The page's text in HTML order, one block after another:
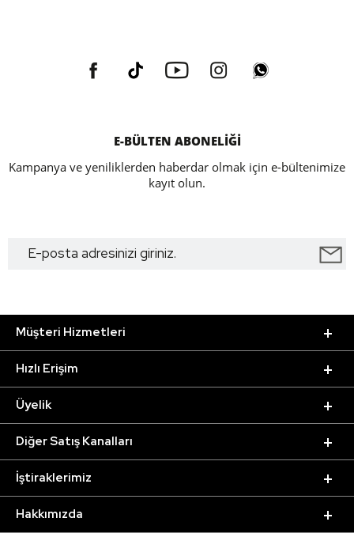
E-BÜLTEN ABONELİĞİ
Kampanya ve yeniliklerden haberdar olmak için e-bültenimize
kayıt olun.
Müşteri Hizmetleri
Hızlı Erişim
Üyelik
Diğer Satış Kanalları
İştiraklerimiz
Hakkımızda